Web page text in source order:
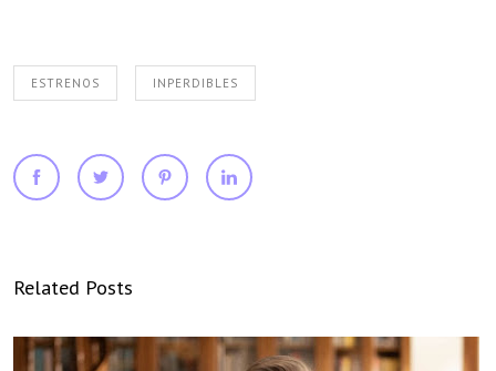
ESTRENOS INPERDIBLES
Related Posts